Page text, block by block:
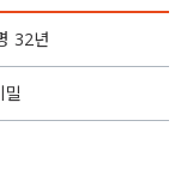
32년